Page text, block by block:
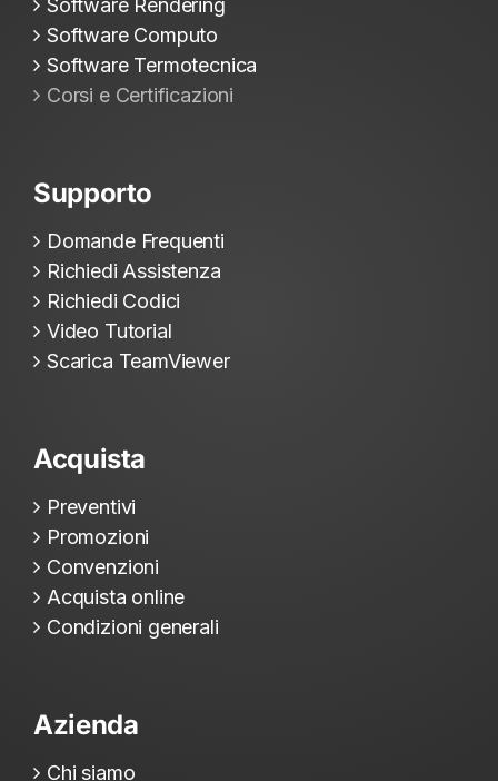
Software Rendering
Software Computo
Software Termotecnica
Corsi e Certificazioni
Supporto
Domande Frequenti
Richiedi Assistenza
Richiedi Codici
Video Tutorial
Scarica TeamViewer
Acquista
Preventivi
Promozioni
Convenzioni
Acquista online
Condizioni generali
Azienda
Chi siamo